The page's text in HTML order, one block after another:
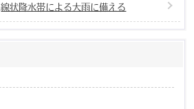
線状降水帯による大雨に備える